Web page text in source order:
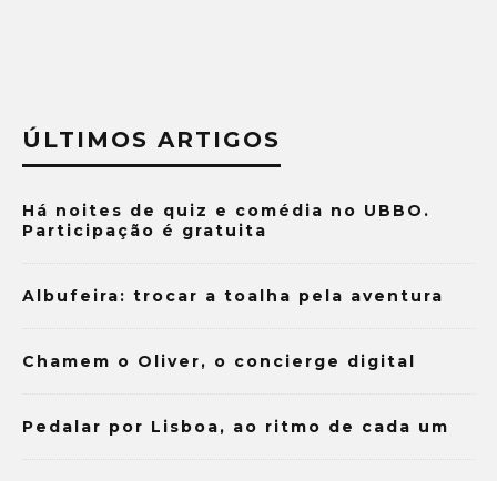
ÚLTIMOS ARTIGOS
Há noites de quiz e comédia no UBBO.
Participação é gratuita
Albufeira: trocar a toalha pela aventura
Chamem o Oliver, o concierge digital
Pedalar por Lisboa, ao ritmo de cada um